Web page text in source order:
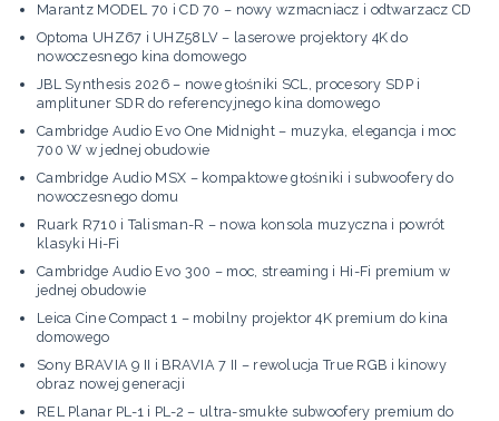
Marantz MODEL 70 i CD 70 – nowy wzmacniacz i odtwarzacz CD
Optoma UHZ67 i UHZ58LV – laserowe projektory 4K do
nowoczesnego kina domowego
JBL Synthesis 2026 – nowe głośniki SCL, procesory SDP i
amplituner SDR do referencyjnego kina domowego
Cambridge Audio Evo One Midnight – muzyka, elegancja i moc
700 W w jednej obudowie
Cambridge Audio MSX – kompaktowe głośniki i subwoofery do
nowoczesnego domu
Ruark R710 i Talisman-R – nowa konsola muzyczna i powrót
klasyki Hi-Fi
Cambridge Audio Evo 300 – moc, streaming i Hi-Fi premium w
jednej obudowie
Leica Cine Compact 1 – mobilny projektor 4K premium do kina
domowego
Sony BRAVIA 9 II i BRAVIA 7 II – rewolucja True RGB i kinowy
obraz nowej generacji
REL Planar PL-1 i PL-2 – ultra-smukłe subwoofery premium do